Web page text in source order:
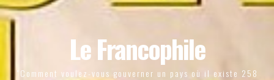
Le Francophile
"Comment voulez-vous gouverner un pays où il existe 258